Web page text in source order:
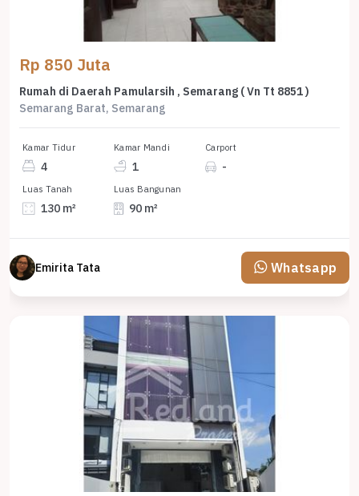
Rp 850 Juta
Rumah di Daerah Pamularsih , Semarang ( Vn Tt 8851 )
Semarang Barat, Semarang
Kamar Tidur
4
Kamar Mandi
1
Carport
-
Luas Tanah
130 m²
Luas Bangunan
90 m²
Emirita Tata Whatsapp